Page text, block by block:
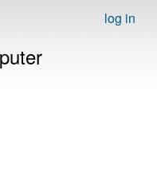
log in